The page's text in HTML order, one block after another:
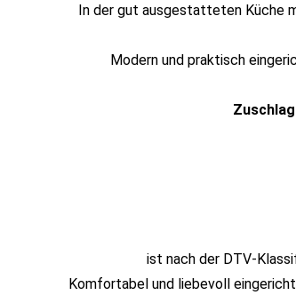
In der gut ausgestatteten Küche
Modern und praktisch
ist nach der DTV-
Komfortabel und liebevoll